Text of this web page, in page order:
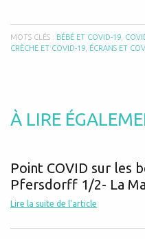
MOTS CLÉS : BÉBÉ ET COVID-19,
CRÈCHE ET COVID-19, ÉCRANS ET
À LIRE
Point COVID sur les
Pfersdorff 1/2- La
Lire la suite de l'article